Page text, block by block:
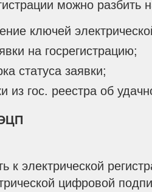
можно разбить
ключей
на госрегистрацию;
статуса заявки;
из гос. реестра об
к электрической
цифровой